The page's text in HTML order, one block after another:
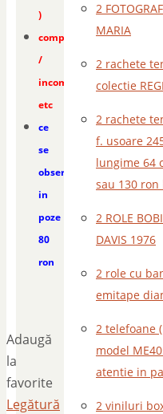
)
complete
/
incomplete
etc
ce
se
observa
in
poze
80
ron
Adaugă
la
favorite
Legătură
2
MARIA
2 rachete
colectie
2 rachete
f. usoare
lungime 64
sau 130 ron
2 ROLE
DAVIS 1976
2 role cu
emitape
2 telefoane
model
atentie in
2 viniluri